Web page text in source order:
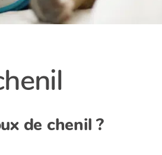
de chenil ?